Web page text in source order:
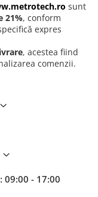
sunt
21%, conform
expres
, acestea fiind
comenzii.
09:00 - 17:00